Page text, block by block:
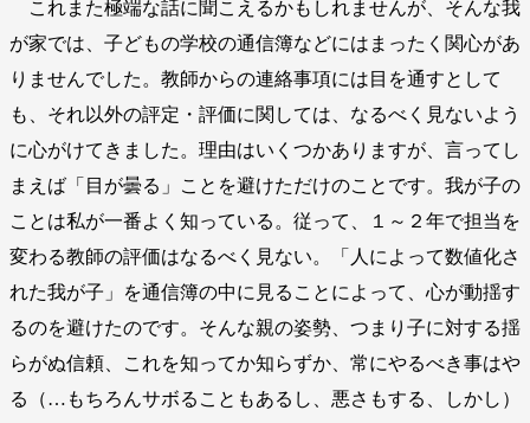
これまた極端な話に聞こえるかもしれませんが、そんな我
が家では、子どもの学校の通信簿などにはまったく関心があ
りませんでした。教師からの連絡事項には目を通すとして
も、それ以外の評定・評価に関しては、なるべく見ないよう
に心がけてきました。理由はいくつかありますが、言ってし
まえば「目が曇る」ことを避けただけのことです。我が子の
ことは私が一番よく知っている。従って、１～２年で担当を
変わる教師の評価はなるべく見ない。「人によって数値化さ
れた我が子」を通信簿の中に見ることによって、心が動揺す
るのを避けたのです。そんな親の姿勢、つまり子に対する揺
らがぬ信頼、これを知ってか知らずか、常にやるべき事はや
る（…もちろんサボることもあるし、悪さもする、しかし）